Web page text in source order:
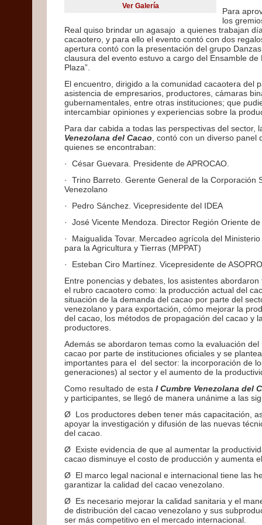
Ver Galería
Para
los
Real quiso brindar un agasajo a quienes trabajan
cacaotero, y para ello el evento contó con dos
apertura contó con la presentación del grupo
clausura del evento estuvo a cargo del Ensamble de
Plaza”.
El encuentro, dirigido a la comunidad cacaotera del
asistencia de empresarios, productores, cámaras
gubernamentales, entre otras instituciones; que
intercambiar opiniones y experiencias sobre la
Para dar cabida a todas las perspectivas del sector,
Venezolana del Cacao , contó con un diverso panel
quienes se encontraban:
· César Guevara. Presidente de APROCAO.
· Trino Barreto. Gerente General de la Corporación
Venezolano
· Pedro Sánchez. Vicepresidente del IDEA
· José Vicente Mendoza. Director Región Oriente de
· Maigualida Tovar. Mercadeo agrícola del
para la Agricultura y Tierras (MPPAT)
· Esteban Ciro Martínez. Vicepresidente de
Entre ponencias y debates, los asistentes
el rubro cacaotero como: la producción actual del
situación de la demanda del cacao por parte del
venezolano y para exportación, cómo mejorar la
del cacao, los métodos de propagación del cacao y
productores.
Además se abordaron temas como la evaluación
cacao por parte de instituciones oficiales y se
importantes para el del sector: la incorporación de
generaciones) al sector y el aumento de la
Como resultado de esta I Cumbre Venezolana del
y participantes, se llegó de manera unánime a las
Ø Los productores deben tener más capacitación,
apoyar la investigación y difusión de las nuevas
del cacao.
Ø Existe evidencia de que al aumentar la
cacao disminuye el costo de producción y aumenta
Ø El marco legal nacional e internacional tiene las
garantizar la calidad del cacao venezolano.
Ø Es necesario mejorar la calidad sanitaria y el
de distribución del cacao venezolano y sus
ser más competitivo en el mercado internacional.